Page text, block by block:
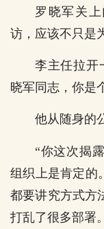
罗晓军关
访，应该不只是
李主任拉开
晓军同志，你是
他从随身的
“你这次揭
组织上是肯定的
都要讲究方式方
打乱了很多部署